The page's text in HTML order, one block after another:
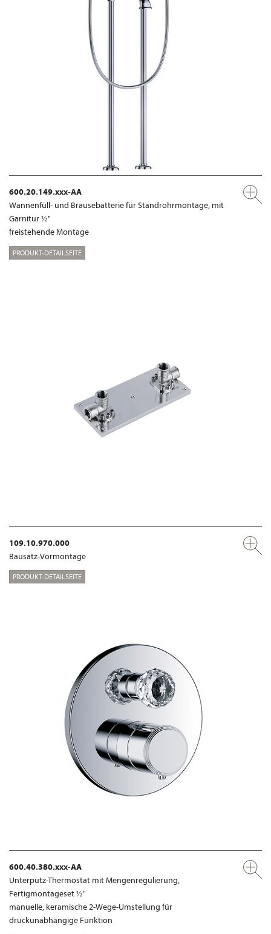
600.20.149.xxx-AA
Wannenfüll- und Brausebatterie für Standrohrmontage, mit
Garnitur ½"
freistehende Montage
PRODUKT-DETAILSEITE
109.10.970.000
Bausatz-Vormontage
PRODUKT-DETAILSEITE
600.40.380.xxx-AA
Unterputz-Thermostat mit Mengenregulierung,
Fertigmontageset ½"
manuelle, keramische 2-Wege-Umstellung für
druckunabhängige Funktion